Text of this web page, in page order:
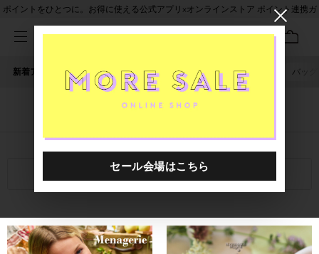
ポイントをひとつに。お得に使える公式アプリ×オンラインストア ポイント連携ガ
新着アイテム 人気ワード セール 40th限定 ピアス バッグ
「Alex Monroe」に関する記事
関連キーワード